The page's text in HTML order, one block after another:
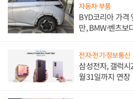
자동차·부품
BYD코리아 가격
만, BMW·벤츠
전자·전기·정보통신
삼성전자, 갤럭
월31일까지 연장